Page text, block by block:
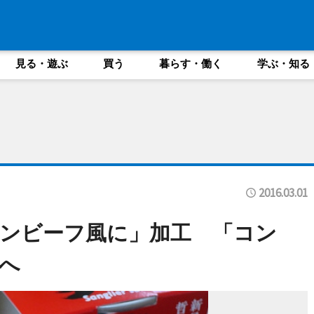
見る・遊ぶ 買う 暮らす・働く 学ぶ・知る
2016.03.01
ビーフ風に」加工 「コン